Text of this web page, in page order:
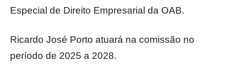
Especial de Direito Empresarial da OAB.
Ricardo José Porto atuará na comissão no
período de 2025 a 2028.